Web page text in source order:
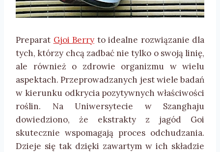
Preparat Gjoi Berry to idealne rozwiązanie dla
tych, którzy chcą zadbać nie tylko o swoją linię,
ale również o zdrowie organizmu w wielu
aspektach. Przeprowadzanych jest wiele badań
w kierunku odkrycia pozytywnych właściwości
roślin. Na Uniwersytecie w Szanghaju
dowiedziono, że ekstrakty z jagód Goi
skutecznie wspomagają proces odchudzania.
Dzieje się tak dzięki zawartym w ich składzie